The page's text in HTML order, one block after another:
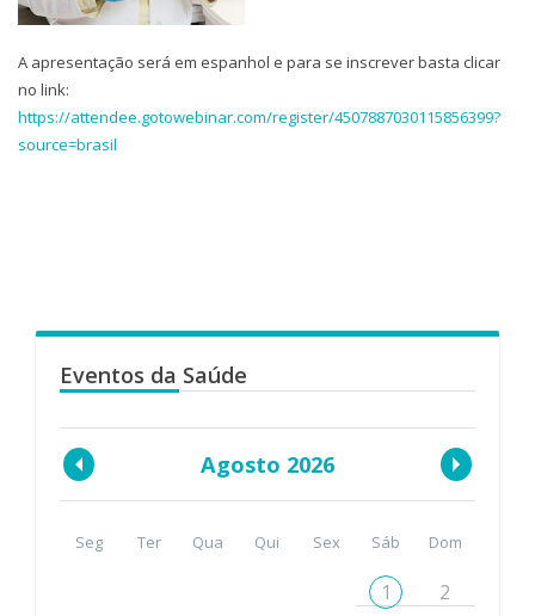
A apresentação será em espanhol e para se inscrever basta clicar
no link:
https://attendee.gotowebinar.com/register/4507887030115856399?
source=brasil
Eventos da Saúde
Agosto 2026
Seg Ter Qua Qui Sex Sáb Dom
1
2